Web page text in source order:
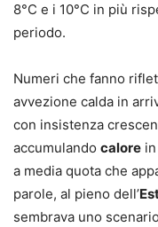
8°C e i 10°C in più
periodo.
Numeri che fanno
avvezione calda in
con insistenza
accumulando calore
a media quota che
parole, al pieno dell’
sembrava uno